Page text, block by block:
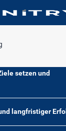
setzen und
langfristiger